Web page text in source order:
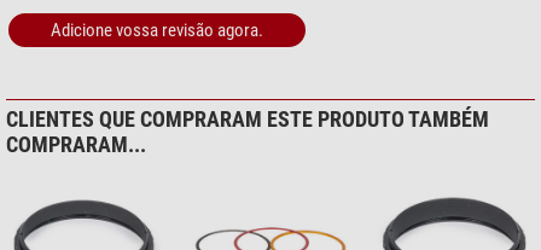
Adicione vossa revisão agora.
CLIENTES QUE COMPRARAM ESTE PRODUTO TAMBÉM
COMPRARAM...